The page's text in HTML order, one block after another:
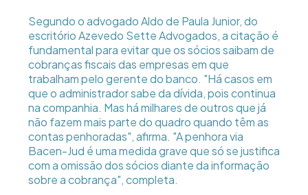
Segundo o advogado Aldo de Paula Junior, do
escritório Azevedo Sette Advogados, a citação é
fundamental para evitar que os sócios saibam de
cobranças fiscais das empresas em que
trabalham pelo gerente do banco. "Há casos em
que o administrador sabe da dívida, pois continua
na companhia. Mas há milhares de outros que já
não fazem mais parte do quadro quando têm as
contas penhoradas", afirma. "A penhora via
Bacen-Jud é uma medida grave que só se justifica
com a omissão dos sócios diante da informação
sobre a cobrança", completa.